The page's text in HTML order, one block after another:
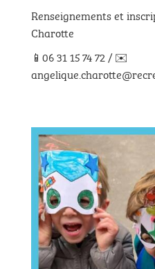
Renseignements et
Charotte
📱06 31 15 74 72 / ✉️